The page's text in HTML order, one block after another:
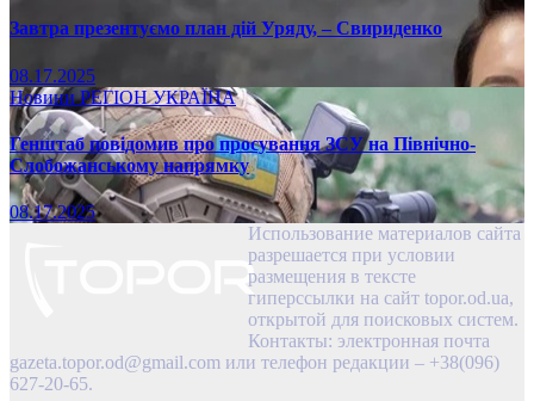
Завтра презентуємо план дій Уряду, – Свириденко
08.17.2025
НовиниРЕГІОНУКРАЇНА
Генштаб повідомив про просування ЗСУ на Північно-
Слобожанському напрямку
08.17.2025
Использование материалов сайта
разрешается при условии
размещения в тексте
гиперссылки на сайт topor.od.ua,
открытой для поисковых систем.
Контакты: электронная почта
gazeta.topor.od@gmail.com или телефон редакции – +38(096)
627-20-65.